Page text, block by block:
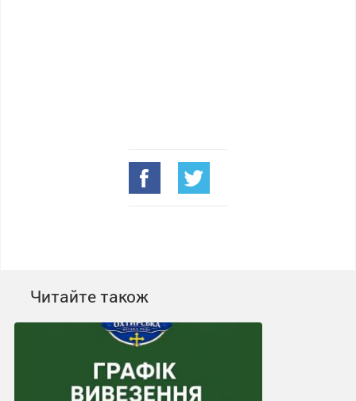
Читайте також